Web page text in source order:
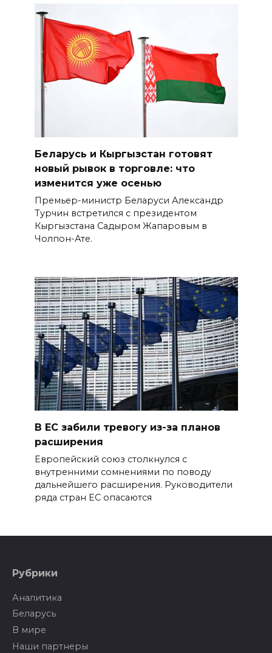
Беларусь и Кыргызстан готовят
новый рывок в торговле: что
изменится уже осенью
Премьер-министр Беларуси Александр
Турчин встретился с президентом
Кыргызстана Садыром Жапаровым в
Чолпон-Ате.
В ЕС забили тревогу из-за планов
расширения
Европейский союз столкнулся с
внутренними сомнениями по поводу
дальнейшего расширения. Руководители
ряда стран ЕС опасаются
Рубрики
Аналитика
Беларусь
В мире
Наши партнеры